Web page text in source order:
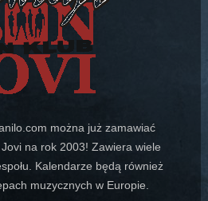
można już zamawiać
na rok 2003! Zawiera wiele
Kalendarze będą również
muzycznych w Europie.